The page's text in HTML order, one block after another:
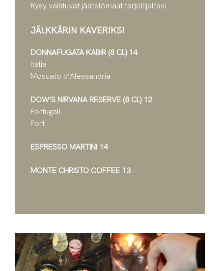
Kysy vaihtuvat jäätelömaut tarjoilijaltasi
JÄLKKÄRIN KAVERIKSI
DONNAFUGATA KABIR (8 CL) 14
Italia
Moscato d’Alessandria
DOW’S NIRVANA RESERVE (8 CL) 12
Portugali
Port
ESPRESSO MARTINI 14
MONTE CHRISTO COFFEE 13